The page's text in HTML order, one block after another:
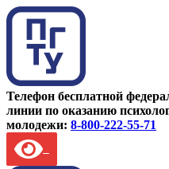
Телефон бесплатной
линии по оказанию
молодежи: 8-800-222-55-71